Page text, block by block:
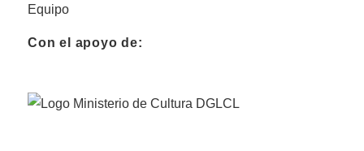
Equipo
Con el apoyo de: